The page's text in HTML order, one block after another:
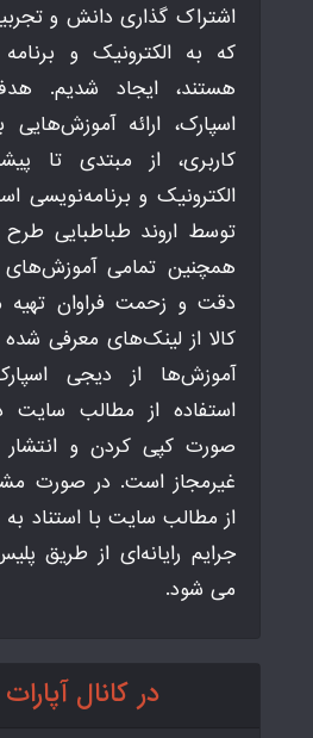
اشتراک گذاری دانش و
که به الکترونیک و
هستند، ایجاد شدیم.
اسپارک، ارائه
کاربری، از مبتدی تا
الکترونیک و برنامه‌نویسی
توسط اروند طباطبایی طرح
همچنین تمامی آموزش‌های
دقت و زحمت فراوان تهیه
کالا از لینک‌های معرفی شده
آموزش‌ها از دیجی
استفاده از مطالب سایت
صورت کپی کردن و انتشار
غیرمجاز است. در صورت
از مطالب سایت با استناد به
جرایم رایانه‌ای از طریق
می شود.
در کانال